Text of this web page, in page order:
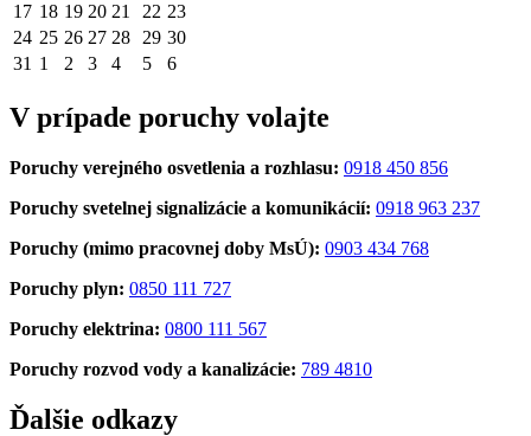
17 18 19 20 21 22 23
24 25 26 27 28 29 30
31 1 2 3 4 5 6
V prípade poruchy volajte
Poruchy verejného osvetlenia a rozhlasu: 0918 450 856
Poruchy svetelnej signalizácie a komunikácií: 0918 963 237
Poruchy (mimo pracovnej doby MsÚ): 0903 434 768
Poruchy plyn: 0850 111 727
Poruchy elektrina: 0800 111 567
Poruchy rozvod vody a kanalizácie: 789 4810
Ďalšie odkazy